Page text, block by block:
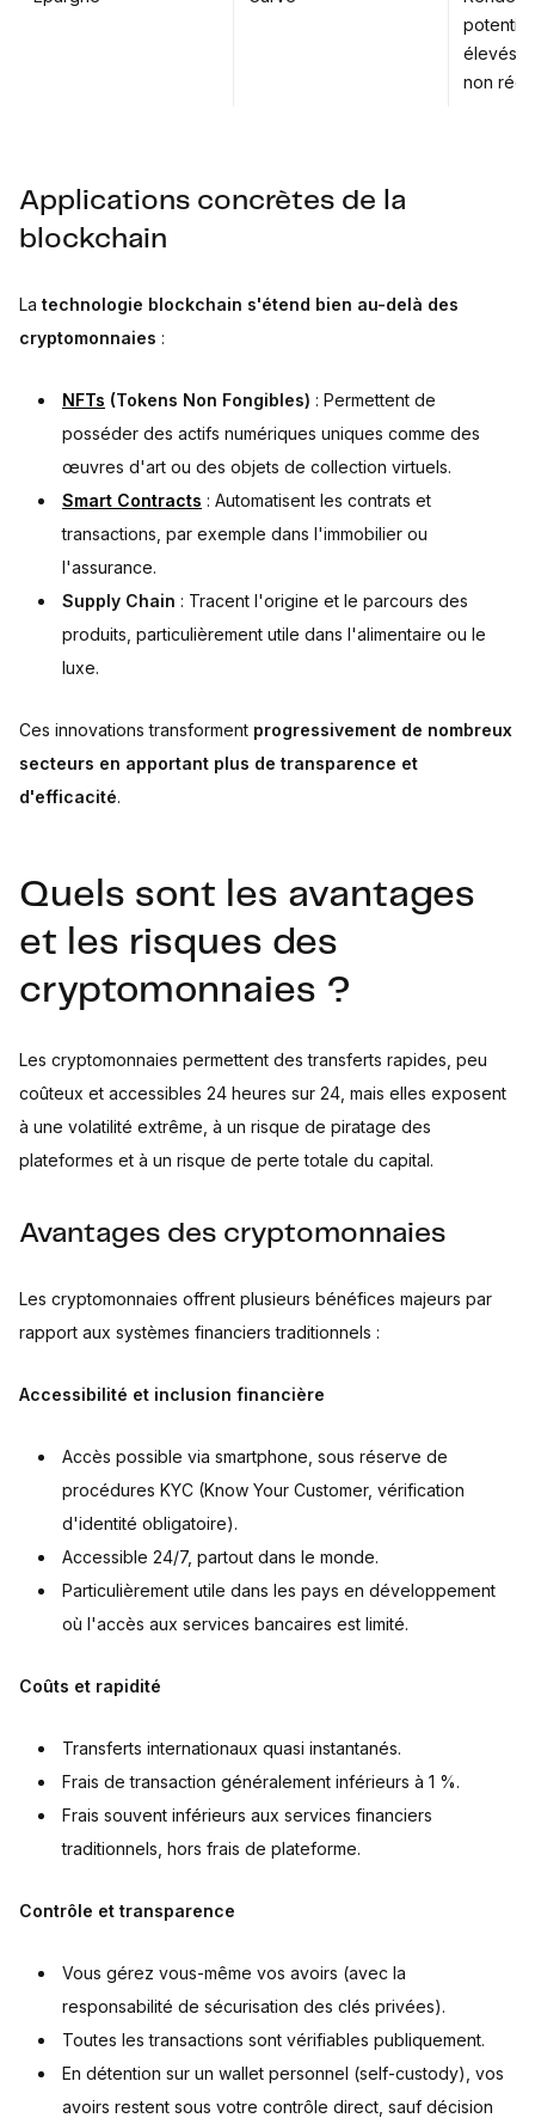
élevés
non
Applications concrètes de la
blockchain
La technologie blockchain s'étend bien au-delà des
cryptomonnaies :
NFTs (Tokens Non Fongibles) : Permettent de
posséder des actifs numériques uniques comme des
œuvres d'art ou des objets de collection virtuels.
Smart Contracts : Automatisent les contrats et
transactions, par exemple dans l'immobilier ou
l'assurance.
Supply Chain : Tracent l'origine et le parcours des
produits, particulièrement utile dans l'alimentaire ou le
luxe.
Ces innovations transforment progressivement de nombreux
secteurs en apportant plus de transparence et
d'efficacité.
Quels sont les avantages
et les risques des
cryptomonnaies ?
Les cryptomonnaies permettent des transferts rapides, peu
coûteux et accessibles 24 heures sur 24, mais elles exposent
à une volatilité extrême, à un risque de piratage des
plateformes et à un risque de perte totale du capital.
Avantages des cryptomonnaies
Les cryptomonnaies offrent plusieurs bénéfices majeurs par
rapport aux systèmes financiers traditionnels :
Accessibilité et inclusion financière
Accès possible via smartphone, sous réserve de
procédures KYC (Know Your Customer, vérification
d'identité obligatoire).
Accessible 24/7, partout dans le monde.
Particulièrement utile dans les pays en développement
où l'accès aux services bancaires est limité.
Coûts et rapidité
Transferts internationaux quasi instantanés.
Frais de transaction généralement inférieurs à 1 %.
Frais souvent inférieurs aux services financiers
traditionnels, hors frais de plateforme.
Contrôle et transparence
Vous gérez vous-même vos avoirs (avec la
responsabilité de sécurisation des clés privées).
Toutes les transactions sont vérifiables publiquement.
En détention sur un wallet personnel (self-custody), vos
avoirs restent sous votre contrôle direct, sauf décision